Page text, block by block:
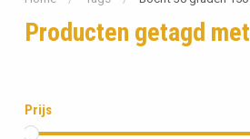
Producten getagd
Prijs